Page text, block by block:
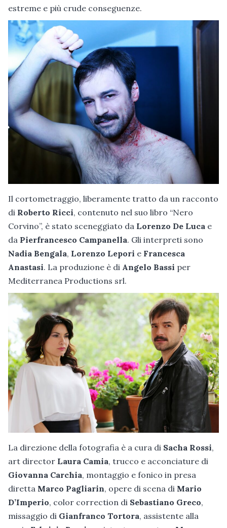
estreme e più crude conseguenze.
Il cortometraggio, liberamente tratto da un racconto
di Roberto Ricci, contenuto nel suo libro “Nero
Corvino”, è stato sceneggiato da Lorenzo De Luca e
da Pierfrancesco Campanella. Gli interpreti sono
Nadia Bengala, Lorenzo Lepori e Francesca
Anastasi. La produzione è di Angelo Bassi per
Mediterranea Productions srl.
La direzione della fotografia è a cura di Sacha Rossi,
art director Laura Camia, trucco e acconciature di
Giovanna Carchia, montaggio e fonico in presa
diretta Marco Pagliarin, opere di scena di Mario
D’Imperio, color correction di Sebastiano Greco,
missaggio di Gianfranco Tortora, assistente alla